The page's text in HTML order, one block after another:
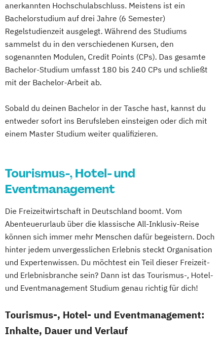
anerkannten Hochschulabschluss. Meistens ist ein
Bachelorstudium auf drei Jahre (6 Semester)
Regelstudienzeit ausgelegt. Während des Studiums
sammelst du in den verschiedenen Kursen, den
sogenannten Modulen, Credit Points (CPs). Das gesamte
Bachelor-Studium umfasst 180 bis 240 CPs und schließt
mit der Bachelor-Arbeit ab.
Sobald du deinen Bachelor in der Tasche hast, kannst du
entweder sofort ins Berufsleben einsteigen oder dich mit
einem Master Studium weiter qualifizieren.
Tourismus-, Hotel- und
Eventmanagement
Die Freizeitwirtschaft in Deutschland boomt. Vom
Abenteuerurlaub über die klassische All-Inklusiv-Reise
können sich immer mehr Menschen dafür begeistern. Doch
hinter jedem unvergesslichen Erlebnis steckt Organisation
und Expertenwissen. Du möchtest ein Teil dieser Freizeit-
und Erlebnisbranche sein? Dann ist das Tourismus-, Hotel-
und Eventmanagement Studium genau richtig für dich!
Tourismus-, Hotel- und Eventmanagement:
Inhalte, Dauer und Verlauf